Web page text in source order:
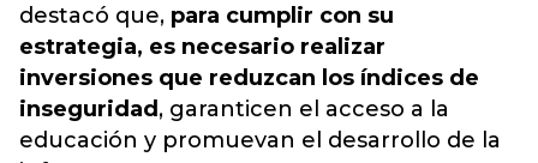
destacó que, para cumplir con su
estrategia, es necesario realizar
inversiones que reduzcan los índices de
inseguridad , garanticen el acceso a la
educación y promuevan el desarrollo de la